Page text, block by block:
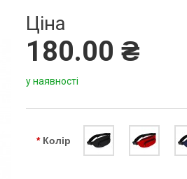
Ціна
180.00 ₴
у наявності
Колір